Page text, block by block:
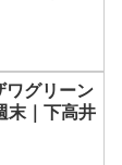
グリーン
末｜下高井